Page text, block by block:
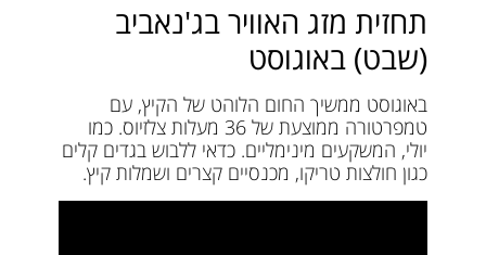
תחזית מזג האוויר בג'נאביב
(שבט) באוגוסט
באוגוסט ממשיך החום הלוהט של הקיץ, עם
טמפרטורה ממוצעת של 36 מעלות צלזיוס. כמו
יולי, המשקעים מינימליים. כדאי ללבוש בגדים קלים
כגון חולצות טריקו, מכנסיים קצרים ושמלות קיץ.